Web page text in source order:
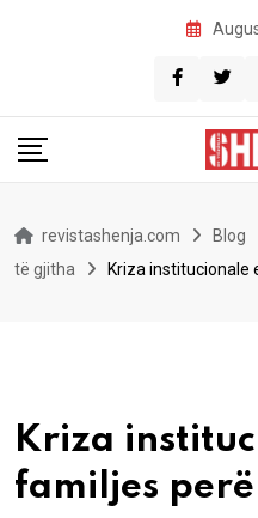
revistashenja.com Blog
të gjitha
Kriza institucionale
Kriza
familjes